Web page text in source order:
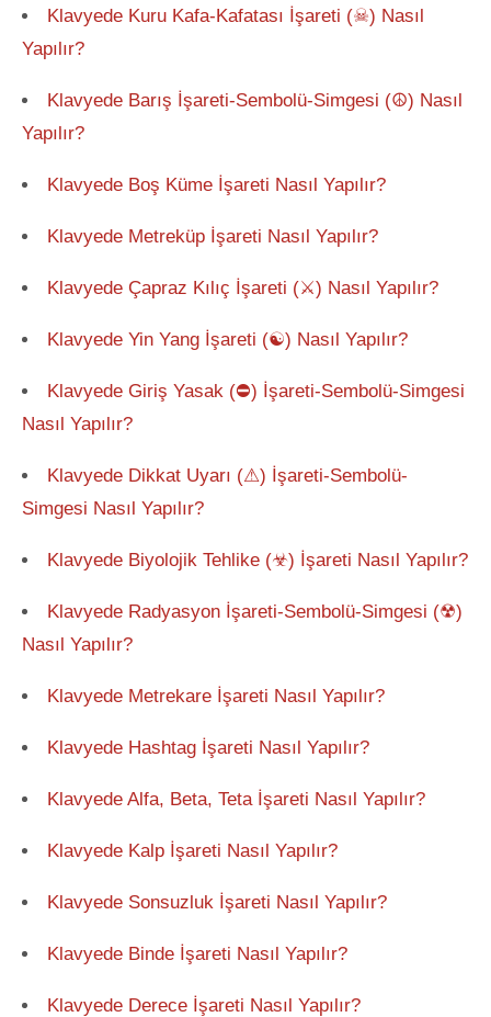
Klavyede Kuru Kafa-Kafatası İşareti (☠) Nasıl
Yapılır?
Klavyede Barış İşareti-Sembolü-Simgesi (☮) Nasıl
Yapılır?
Klavyede Boş Küme İşareti Nasıl Yapılır?
Klavyede Metreküp İşareti Nasıl Yapılır?
Klavyede Çapraz Kılıç İşareti (⚔) Nasıl Yapılır?
Klavyede Yin Yang İşareti (☯) Nasıl Yapılır?
Klavyede Giriş Yasak (⛔) İşareti-Sembolü-Simgesi
Nasıl Yapılır?
Klavyede Dikkat Uyarı (⚠) İşareti-Sembolü-
Simgesi Nasıl Yapılır?
Klavyede Biyolojik Tehlike (☣) İşareti Nasıl Yapılır?
Klavyede Radyasyon İşareti-Sembolü-Simgesi (☢)
Nasıl Yapılır?
Klavyede Metrekare İşareti Nasıl Yapılır?
Klavyede Hashtag İşareti Nasıl Yapılır?
Klavyede Alfa, Beta, Teta İşareti Nasıl Yapılır?
Klavyede Kalp İşareti Nasıl Yapılır?
Klavyede Sonsuzluk İşareti Nasıl Yapılır?
Klavyede Binde İşareti Nasıl Yapılır?
Klavyede Derece İşareti Nasıl Yapılır?